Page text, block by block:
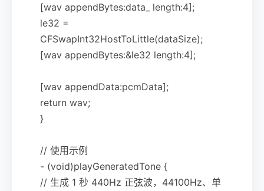
[wav appendBytes:data_ length:4];
le32 =
CFSwapInt32HostToLittle(dataSize);
[wav appendBytes:&le32 length:4];
[wav appendData:pcmData];
return wav;
}
// 使用示例
- (void)playGeneratedTone {
// 生成 1 秒 440Hz 正弦波，44100Hz、单